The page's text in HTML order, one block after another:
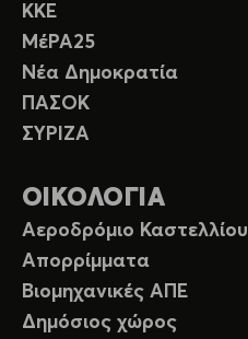
ΚΚΕ
ΜέΡΑ25
Νέα Δημοκρατία
ΠΑΣΟΚ
ΣΥΡΙΖΑ
ΟΙΚΟΛΟΓΙΑ
Αεροδρόμιο Καστελλίου
Απορρίμματα
Βιομηχανικές ΑΠΕ
Δημόσιος χώρος